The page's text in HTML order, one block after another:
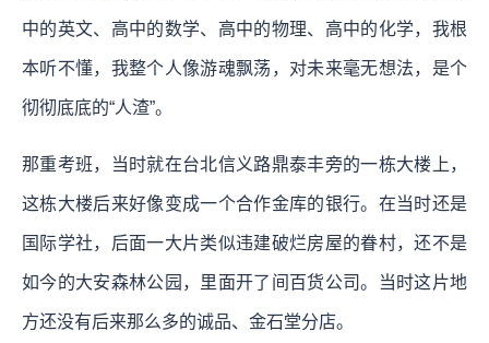
中的英文、高中的数学、高中的物理、高中的化学，我根
本听不懂，我整个人像游魂飘荡，对未来毫无想法，是个
彻彻底底的“人渣”。
那重考班，当时就在台北信义路鼎泰丰旁的一栋大楼上，
这栋大楼后来好像变成一个合作金库的银行。在当时还是
国际学社，后面一大片类似违建破烂房屋的眷村，还不是
如今的大安森林公园，里面开了间百货公司。当时这片地
方还没有后来那么多的诚品、金石堂分店。